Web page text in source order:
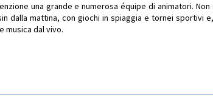
una grande e numerosa équipe di animatori. Non
dalla mattina, con giochi in spiaggia e tornei sportivi
musica dal vivo.